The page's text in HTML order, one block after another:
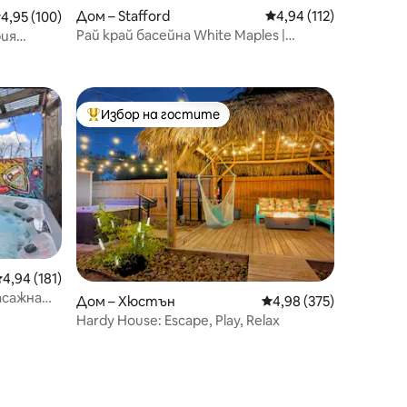
оценка: 4,95 от 5, 100 отзива
4,95 (100)
Дом – Stafford Средна оценка: 4,94
4,94 (112)
Рай край басейна White Maples |
оценка: 4,94 от 5, 181 отзива
4,94 (181)
Най-популярен избор на гостите
Избор на гостите
Дом – Хюстън Средна оценка: 4,98
4,98 (375)
Hardy House: Escape, Play, Relax